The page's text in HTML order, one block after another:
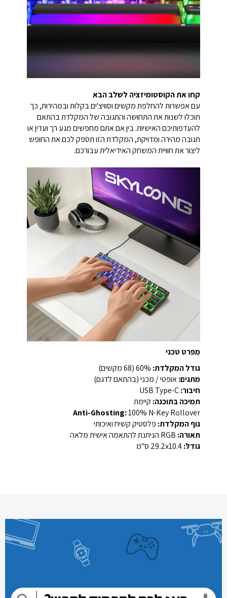
קחו את הקוסטומיזציה לשלב הבא
עם אפשרות להחלפת מקשים וסוויצ'ים בקלות ובמהירות, כך
תוכלו לשנות את התחושה והתגובה של המקלדת בהתאם
להעדפותיכם האישיות. בין אם אתם מחפשים מגע רך ועדין או
תגובה מהירה ומדויקת, המקלדת הזו תספק לכם את החופש
ליצור את חוויית המשחק האידיאלית עבורכם.
מפרט טכני
גודל המקלדת:
מתגים:אופטי / מכני (בהתאם לדגם)
חיבור:
תמיכה בתוכנה: קיימת
Anti-Ghosting:100% N-Key Rollover
גוף המקלדת: פלסטיק קשיח ואיכותי
תאורה:
גודל: